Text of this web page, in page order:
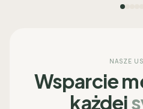
NASZE
Wsparcie
każdej